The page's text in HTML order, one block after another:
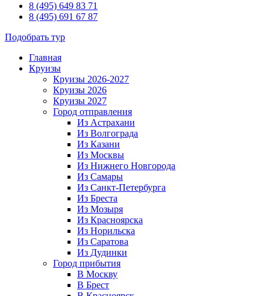
8 (495) 649 83 71
8 (495) 691 67 87
Подобрать тур
Главная
Круизы
Круизы 2026-2027
Круизы 2026
Круизы 2027
Город отправления
Из Астрахани
Из Волгограда
Из Казани
Из Москвы
Из Нижнего Новгорода
Из Самары
Из Санкт-Петербурга
Из Бреста
Из Мозыря
Из Красноярска
Из Норильска
Из Саратова
Из Дудинки
Город прибытия
В Москву
В Брест